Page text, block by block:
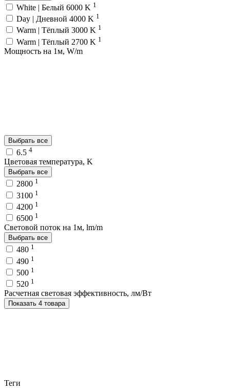
White | Белый 6000 K 1
Day | Дневной 4000 K 1
Warm | Тёплый 3000 K 1
Warm | Тёплый 2700 K 1
Мощность на 1м, W/m
Выбрать все
6.5 4
Цветовая температура, K
Выбрать все
2800 1
3100 1
4200 1
6500 1
Световой поток на 1м, lm/m
Выбрать все
480 1
490 1
500 1
520 1
Расчетная световая эффективность, лм/Вт
Показать 4 товара
Теги